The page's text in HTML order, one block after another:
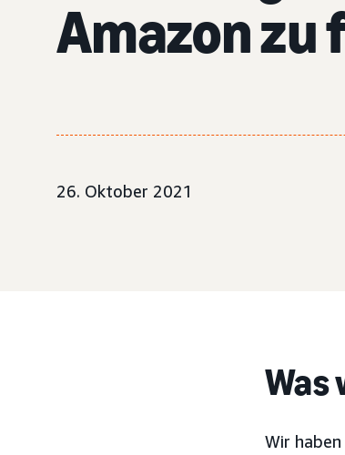
Amazon zu
26. Oktober 2021
Was
Wir